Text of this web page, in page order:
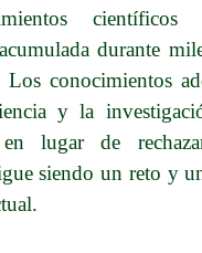
durante
Los conocimientos
y la
en lugar de
siendo un reto y